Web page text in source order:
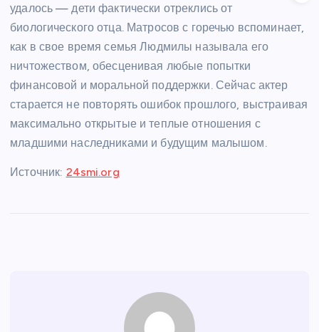
удалось — дети фактически отреклись от
биологического отца. Матросов с горечью вспоминает,
как в свое время семья Людмилы называла его
ничтожеством, обесценивая любые попытки
финансовой и моральной поддержки. Сейчас актер
старается не повторять ошибок прошлого, выстраивая
максимально открытые и теплые отношения с
младшими наследниками и будущим малышом.
Источник: 24smi.org